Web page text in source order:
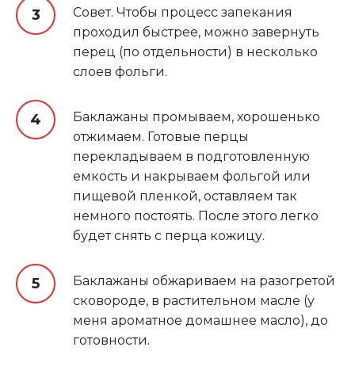
Совет. Чтобы процесс запекания
проходил быстрее, можно завернуть
перец (по отдельности) в несколько
слоев фольги.
Баклажаны промываем, хорошенько
отжимаем. Готовые перцы
перекладываем в подготовленную
емкость и накрываем фольгой или
пищевой пленкой, оставляем так
немного постоять. После этого легко
будет снять с перца кожицу.
Баклажаны обжариваем на разогретой
сковороде, в растительном масле (у
меня ароматное домашнее масло), до
готовности.